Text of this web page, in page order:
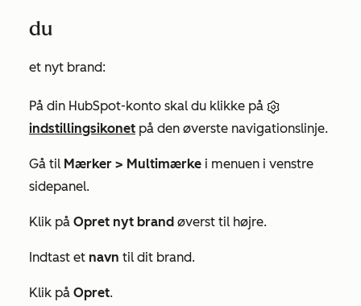
du
et nyt brand:
På din HubSpot-konto skal du klikke på
indstillingsikonet på den øverste navigationslinje.
Gå til Mærker > Multimærke i menuen i venstre
sidepanel.
Klik på Opret nyt brand øverst til højre.
Indtast et navn til dit brand.
Klik på Opret.